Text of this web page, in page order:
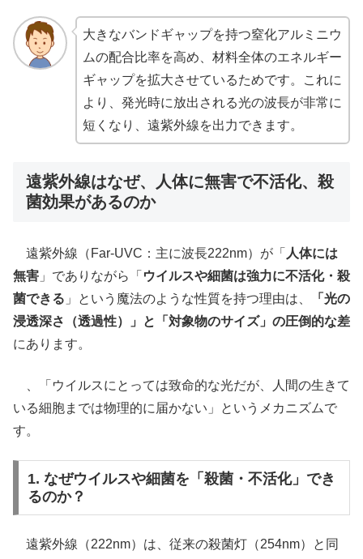
大きなバンドギャップを持つ窒化アルミニウ
ムの配合比率を高め、材料全体のエネルギー
ギャップを拡大させているためです。これに
より、発光時に放出される光の波長が非常に
短くなり、遠紫外線を出力できます。
遠紫外線はなぜ、人体に無害で不活化、殺
菌効果があるのか
遠紫外線（Far-UVC：主に波長222nm）が「 人体には
無害 」でありながら「 ウイルスや細菌は強力に不活化・殺
菌できる 」という魔法のような性質を持つ理由は、
「光の
浸透深さ（透過性）」と「対象物のサイズ」の圧倒的な差
にあります。
、「ウイルスにとっては致命的な光だが、人間の生きて
いる細胞までは物理的に届かない」というメカニズムで
す。
1. なぜウイルスや細菌を「殺菌・不活化」でき
るのか？
遠紫外線（222nm）は、従来の殺菌灯（254nm）と同